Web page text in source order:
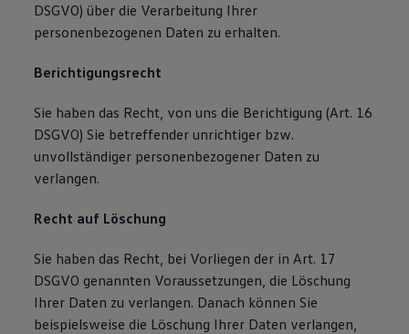
DSGVO) über die Verarbeitung Ihrer
personenbezogenen Daten zu erhalten.
Berichtigungsrecht
Sie haben das Recht, von uns die Berichtigung (Art. 16
DSGVO) Sie betreffender unrichtiger bzw.
unvollständiger personenbezogener Daten zu
verlangen.
Recht auf Löschung
Sie haben das Recht, bei Vorliegen der in Art. 17
DSGVO genannten Voraussetzungen, die Löschung
Ihrer Daten zu verlangen. Danach können Sie
beispielsweise die Löschung Ihrer Daten verlangen,